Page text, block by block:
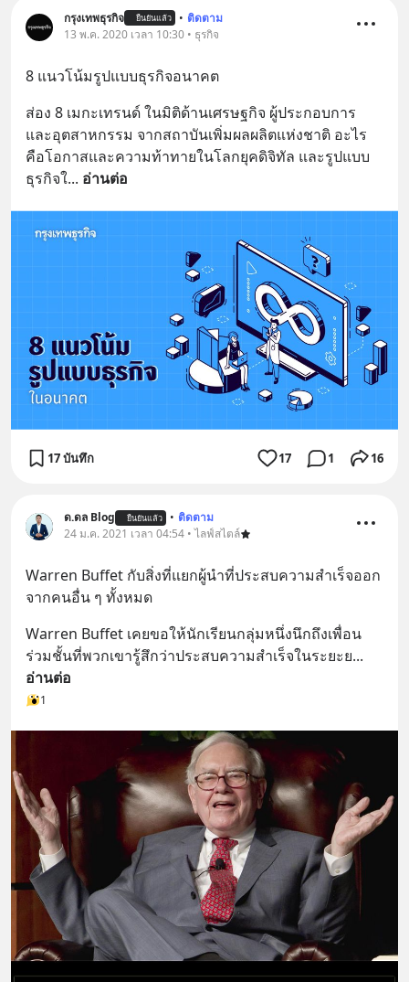
กรุงเทพธุรกิจ ยืนยันแล้ว • ติดตาม
13 พ.ค. 2020 เวลา 10:30 • ธุรกิจ
8 แนวโน้มรูปแบบธุรกิจอนาคต
ส่อง 8 เมกะเทรนด์ ในมิติด้านเศรษฐกิจ ผู้ประกอบการ
และอุตสาหกรรม จากสถาบันเพิ่มผลผลิตแห่งชาติ อะไร
คือโอกาสและความท้าทายในโลกยุคดิจิทัล และรูปแบบ
ธุรกิจใ... อ่านต่อ
17 บันทึก 17 1 16
ด.ดล Blog ยืนยันแล้ว • ติดตาม
24 ม.ค. 2021 เวลา 04:54 • ไลฟ์สไตล์
Warren Buffet กับสิ่งที่แยกผู้นำที่ประสบความสำเร็จออก
จากคนอื่น ๆ ทั้งหมด
Warren Buffet เคยขอให้นักเรียนกลุ่มหนึ่งนึกถึงเพื่อน
ร่วมชั้นที่พวกเขารู้สึกว่าประสบความสำเร็จในระยะย
อ่านต่อ
1